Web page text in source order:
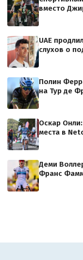
вместо
UAE
слухов о
Полин
на Тур де
Оскар
места в
Деми
Франс